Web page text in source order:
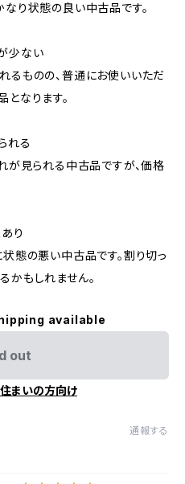
り状態の良い中古品です。
少ない
るものの、普通にお使いいただ
なります。
れる
が見られる中古品ですが、価格
り
態の悪い中古品です。割り切っ
かもしれません。
available
out
まいの方向け
通報する